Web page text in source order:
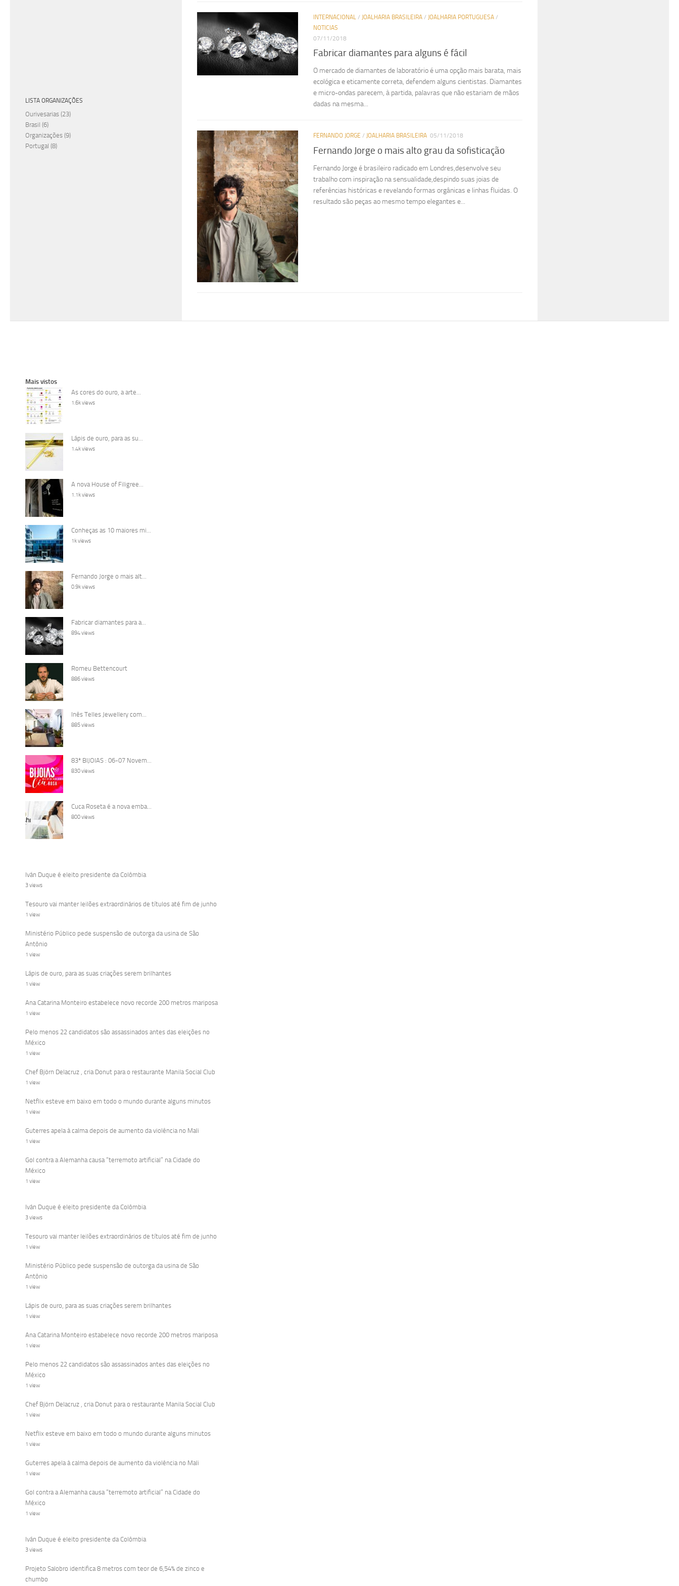
INTERNACIONAL / JOALHARIA BRASILEIRA / JOALHARIA PORTUGUESA /
NOTICIAS
07/11/2018
Fabricar diamantes para alguns é fácil
O mercado de diamantes de laboratório é uma opção mais barata, mais
ecológica e eticamente correta, defendem alguns cientistas. Diamantes
e micro-ondas parecem, à partida, palavras que não estariam de mãos
dadas na mesma...
FERNANDO JORGE / JOALHARIA BRASILEIRA 05/11/2018
Fernando Jorge o mais alto grau da sofisticação
Fernando Jorge é brasileiro radicado em Londres,desenvolve seu
trabalho com inspiração na sensualidade,despindo suas joias de
referências históricas e revelando formas orgânicas e linhas fluidas. O
resultado são peças ao mesmo tempo elegantes e...
LISTA ORGANIZAÇÕES
Ourivesarias (23)
Brasil (6)
Organizações (9)
Portugal (8)
Mais vistos
As cores do ouro, a arte...
1.6k views
Lápis de ouro, para as su...
1.4k views
A nova House of Filigree...
1.1k views
Conheças as 10 maiores mi...
1k views
Fernando Jorge o mais alt...
0.9k views
Fabricar diamantes para a...
894 views
Romeu Bettencourt
886 views
Inês Telles Jewellery com...
885 views
83ª BIJOIAS : 06-07 Novem...
830 views
Cuca Roseta é a nova emba...
800 views
Iván Duque é eleito presidente da Colômbia
3 views
Tesouro vai manter leilões extraordinários de títulos até fim de junho
1 view
Ministério Público pede suspensão de outorga da usina de São
Antônio
1 view
Lápis de ouro, para as suas criações serem brilhantes
1 view
Ana Catarina Monteiro estabelece novo recorde 200 metros mariposa
1 view
Pelo menos 22 candidatos são assassinados antes das eleições no
México
1 view
Chef Björn Delacruz , cria Donut para o restaurante Manila Social Club
1 view
Netflix esteve em baixo em todo o mundo durante alguns minutos
1 view
Guterres apela à calma depois de aumento da violência no Mali
1 view
Gol contra a Alemanha causa “terremoto artificial” na Cidade do
México
1 view
Iván Duque é eleito presidente da Colômbia
3 views
Tesouro vai manter leilões extraordinários de títulos até fim de junho
1 view
Ministério Público pede suspensão de outorga da usina de São
Antônio
1 view
Lápis de ouro, para as suas criações serem brilhantes
1 view
Ana Catarina Monteiro estabelece novo recorde 200 metros mariposa
1 view
Pelo menos 22 candidatos são assassinados antes das eleições no
México
1 view
Chef Björn Delacruz , cria Donut para o restaurante Manila Social Club
1 view
Netflix esteve em baixo em todo o mundo durante alguns minutos
1 view
Guterres apela à calma depois de aumento da violência no Mali
1 view
Gol contra a Alemanha causa “terremoto artificial” na Cidade do
México
1 view
Iván Duque é eleito presidente da Colômbia
3 views
Projeto Salobro identifica 8 metros com teor de 6,54% de zinco e
chumbo